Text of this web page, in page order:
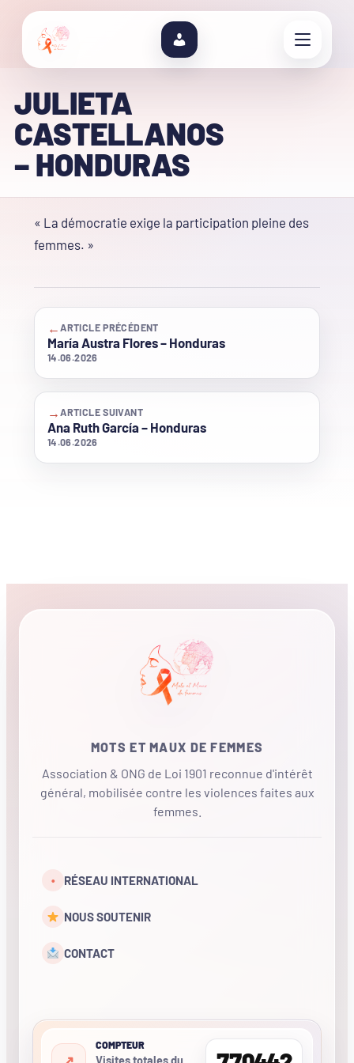
JULIETA
CASTELLANOS
– HONDURAS
« La démocratie exige la participation pleine des
femmes. »
←ARTICLE PRÉCÉDENT
María Austra Flores – Honduras
14.06.2026
→ARTICLE SUIVANT
Ana Ruth García – Honduras
14.06.2026
MOTS ET MAUX DE FEMMES
Association & ONG de Loi 1901 reconnue d'intérêt
général, mobilisée contre les violences faites aux
femmes.
• RÉSEAU INTERNATIONAL
NOUS SOUTENIR
CONTACT
COMPTEUR
Visites totales du